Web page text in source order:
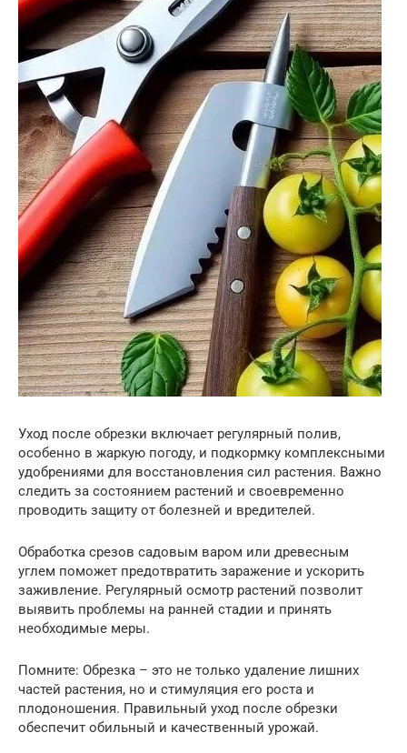
Уход после обрезки включает регулярный полив,
особенно в жаркую погоду, и подкормку комплексными
удобрениями для восстановления сил растения. Важно
следить за состоянием растений и своевременно
проводить защиту от болезней и вредителей.
Обработка срезов садовым варом или древесным
углем поможет предотвратить заражение и ускорить
заживление. Регулярный осмотр растений позволит
выявить проблемы на ранней стадии и принять
необходимые меры.
Помните: Обрезка – это не только удаление лишних
частей растения, но и стимуляция его роста и
плодоношения. Правильный уход после обрезки
обеспечит обильный и качественный урожай.